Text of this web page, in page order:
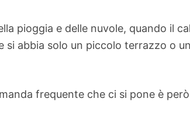
pioggia e delle nuvole, quando il
abbia solo un piccolo terrazzo o
frequente che ci si pone è